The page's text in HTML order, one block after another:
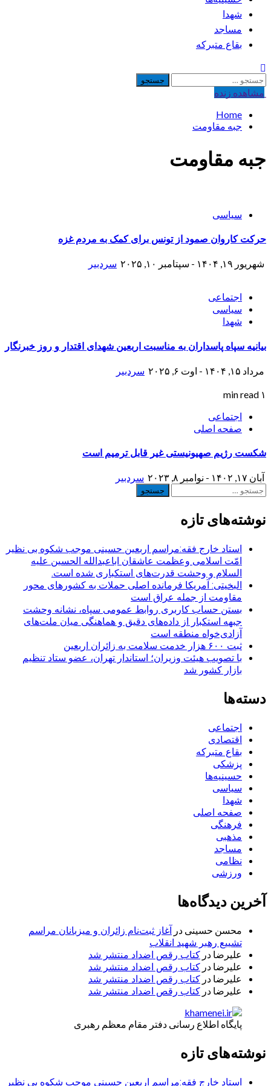
شهدا
مساجد
بقاع متبرکه
جستجو
برای:
مشاهده‌ زنده
Home
جبه مقاومت
جبه مقاومت
سیاسی
حرکت کاروان صمود از تونس برای کمک به مردم غزه
شهریور ۱۹, ۱۴۰۴ - سپتامبر ۱۰, ۲۰۲۵ سردبیر
اجتماعی
سیاسی
شهدا
بیانیه سپاه پاسداران به مناسبت اربعین شهدای اقتدار و روز خبرنگار
مرداد ۱۵, ۱۴۰۴ - اوت ۶, ۲۰۲۵ سردبیر
۱ min read
اجتماعی
صفحه اصلی
شکست رژیم صهیونیستی غیر قابل ترمیم است
آبان ۱۷, ۱۴۰۲ - نوامبر ۸, ۲۰۲۳
سردبیر
جستجو
نوشته‌های تازه
استاد خارج فقه:مراسم اربعین حسینی موجب شکوه بی نظیر
امّت اسلامی وعظمت عاشقان اباعبدالله الحسین علیه
السلام و وحشت قدرت‌های استکباری شده است.
البخیتی: آمریکا فرمانده اصلی حملات به کشورهای محور
مقاومت از جمله عراق است
بستن حساب کاربری روابط عمومی سپاه، نشانه‌ وحشت
جبهه استکبار از داده‌های دقیق و هماهنگی میان ملت‌های
آزادی‌خواه منطقه است
ثبت ۶۰۰ هزار خدمت سلامت به زائران اربعین
با تصویب هیئت وزیران؛ استاندار تهران، عضو ستاد تنظیم
بازار کشور شد
دسته‌ها
اجتماعی
اقتصادی
بقاع متبرکه
پزشکی
حسینیه‌ها
سیاسی
شهدا
صفحه اصلی
فرهنگی
مذهبی
مساجد
نظامی
ورزشی
آخرین دیدگاه‌ها
محسن حسینی در آغاز ثبت‌نام زائران و میزبانان مراسم
تشییع رهبر شهید انقلاب
علیرضا در کتاب رقص اضداد منتشر شد
علیرضا در کتاب رقص اضداد منتشر شد
علیرضا در کتاب رقص اضداد منتشر شد
علیرضا در کتاب رقص اضداد منتشر شد
پایگاه اطلاع رسانی دفتر مقام معظم رهبری
نوشته‌های تازه
استاد خارج فقه:مراسم اربعین حسینی موجب شکوه بی نظیر